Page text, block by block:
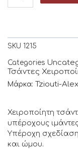
SKU 1215
Categories
Τσάντες
Μάρκα: Tziouti-
Χειροποίητη
υπέροχους
Υπέροχη
και ώμου.